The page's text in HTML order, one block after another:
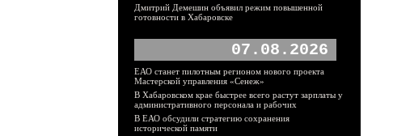
Дмитрий Демешин объявил режим повышенной
готовности в Хабаровске
07.08.2026
ЕАО станет пилотным регионом нового проекта
Мастерской управления «Сенеж»
В Хабаровском крае быстрее всего растут зарплаты у
административного персонала и рабочих
В ЕАО обсудили стратегию сохранения
исторической памяти